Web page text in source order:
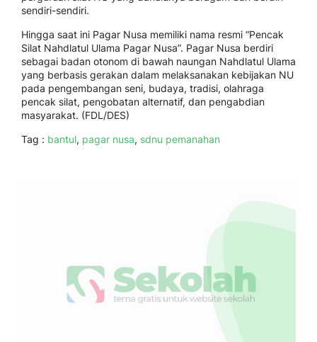
sendiri-sendiri.
Hingga saat ini Pagar Nusa memiliki nama resmi “Pencak
Silat Nahdlatul Ulama Pagar Nusa”. Pagar Nusa berdiri
sebagai badan otonom di bawah naungan Nahdlatul Ulama
yang berbasis gerakan dalam melaksanakan kebijakan NU
pada pengembangan seni, budaya, tradisi, olahraga
pencak silat, pengobatan alternatif, dan pengabdian
masyarakat. (FDL/DES)
Tag : bantul, pagar nusa, sdnu pemanahan